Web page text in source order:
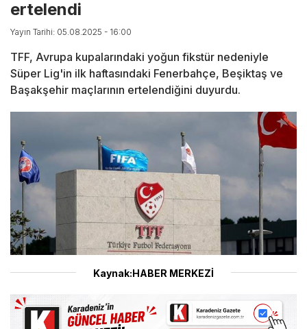
ertelendi
Yayın Tarihi: 05.08.2025 - 16:00
TFF, Avrupa kupalarındaki yoğun fikstür nedeniyle
Süper Lig'in ilk haftasındaki Fenerbahçe, Beşiktaş ve
Başakşehir maçlarının ertelendiğini duyurdu.
Kaynak:HABER MERKEZİ